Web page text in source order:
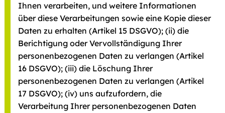
Ihnen verarbeiten, und weitere Informationen
über diese Verarbeitungen sowie eine Kopie dieser
Daten zu erhalten (Artikel 15 DSGVO); (ii) die
Berichtigung oder Vervollständigung Ihrer
personenbezogenen Daten zu verlangen (Artikel
16 DSGVO); (iii) die Löschung Ihrer
personenbezogenen Daten zu verlangen (Artikel
17 DSGVO); (iv) uns aufzufordern, die
Verarbeitung Ihrer personenbezogenen Daten